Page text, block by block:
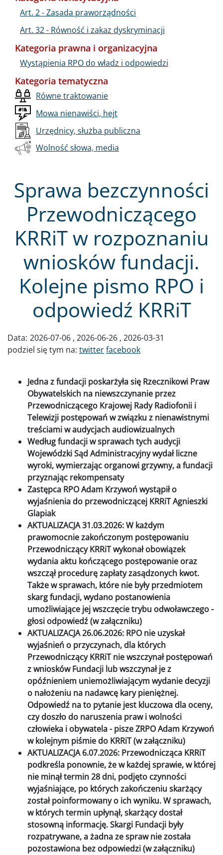
Sprawa bezczynności
Przewodniczącego
KRRiT w rozpoznaniu
wniosków fundacji.
Kolejne pismo RPO i
odpowiedź KRRiT
Data: 2026-07-06 2026-06-26 2026-03-31
podziel się tym na: twitterfacebook
Jedna z fundacji poskarżyła się Rzecznikowi Praw
Obywatelskich na niewszczynanie przez
Przewodniczącego Krajowej Rady Radiofonii i
Telewizji postępowań w związku z nienawistnymi
treściami w audycjach audiowizualnych
Według fundacji w sprawach tych audycji
Wojewódzki Sąd Administracyjny wydał liczne
wyroki, wymierzając organowi grzywny, a fundacji
przyznając rekompensaty
Zastępca RPO Adam Krzywoń wystąpił o
wyjaśnienia do przewodniczącej KRRiT Agnieszki
Glapiak
AKTUALIZACJA 31.03.2026: W każdym
prawomocnie zakończonym postępowaniu
Przewodniczący KRRiT wykonał obowiązek
wydania aktu kończącego postępowanie oraz
wszczął procedurę zapłaty zasądzonych kwot.
Także w sprawach, które nie były przedmiotem
skarg fundacji, wydano postanowienia
umożliwiające jej wszczęcie trybu odwoławczego -
głosi odpowiedź (w załączniku)
AKTUALIZACJA 26.06.2026: RPO nie uzyskał
wyjaśnień o przyczynach, dla których
Przewodniczący KRRiT nie wszczynał postępowań
z wniosków Fundacji lub wszczynał je z
opóźnieniem uniemożliwiającym wydanie decyzji
o nałożeniu na nadawcę kary pieniężnej.
Odpowiedź na to pytanie jest kluczowa dla oceny,
czy doszło do naruszenia praw i wolności
człowieka i obywatela - pisze ZRPO Adam Krzywoń
w kolejnym piśmie do KRRiT (w załączniku)
AKTUALIZACJA 6.07.2026: Przewodnicząca KRRiT
podkreśla ponownie, że w każdej sprawie, w której
nie minął termin 28 dni, podjęto czynności
wyjaśniające, po których zakończeniu skarżący
został poinformowany o ich wyniku. W sprawach,
w których termin upłynął, skarżący dostał
stosowną informację. Skargi Fundacji były
rozpatrywane, a żadna ze spraw nie została
pozostawiona bez odpowiedzi (w załączniku)
Art. 2 - Zasada praworządności
Art. 32 - Równość i zakaz dyskryminacji
Kategoria prawna i organizacyjna
Wystąpienia RPO do władz i odpowiedzi
Kategoria tematyczna
Równe traktowanie
Mowa nienawiści, hejt
Urzędnicy, służba publiczna
Wolność słowa, media